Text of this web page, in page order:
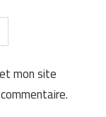
mon site